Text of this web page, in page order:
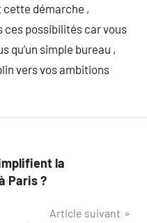
cette démarche ,
ces possibilités car vous
qu’un simple bureau ,
vers vos ambitions
la
Paris ?
Article suivant